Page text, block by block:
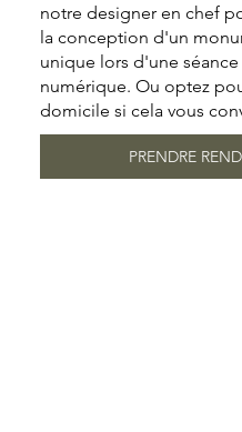
notre designer en chef
la conception d'un
unique lors d'une
numérique. Ou optez
domicile si cela vous
PRENDRE